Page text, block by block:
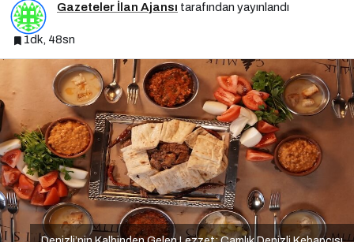
Gazeteler İlan Ajansı tarafından yayınlandı
1dk, 48sn